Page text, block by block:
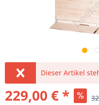
Dieser Artikel
229,00 € *